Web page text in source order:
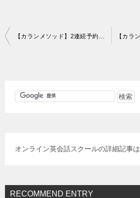
投
オンライン英会話スクールの詳細記事は
RECOMMEND ENTRY